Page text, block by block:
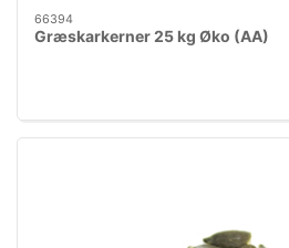
66394
Græskarkerner 25 kg Øko (AA)